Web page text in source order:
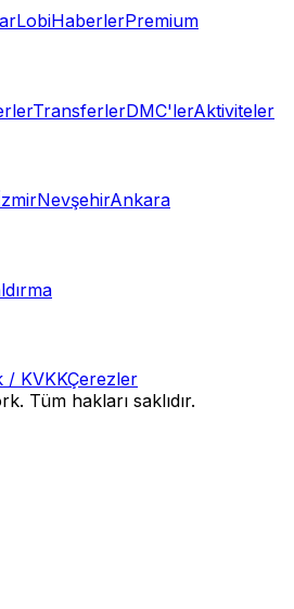
LobiHaberlerPremium
TransferlerDMC'lerAktiviteler
NevşehirAnkara
/ KVKKÇerezler
Tüm hakları saklıdır.